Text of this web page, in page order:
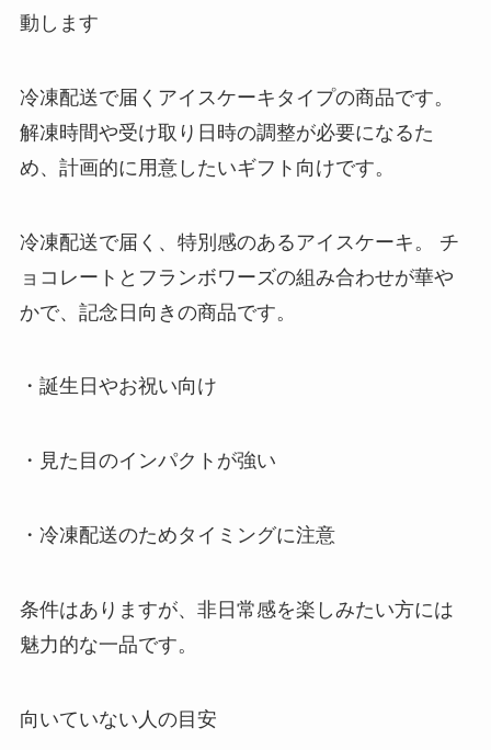
動します
冷凍配送で届くアイスケーキタイプの商品です。
解凍時間や受け取り日時の調整が必要になるた
め、計画的に用意したいギフト向けです。
冷凍配送で届く、特別感のあるアイスケーキ。 チ
ョコレートとフランボワーズの組み合わせが華や
かで、記念日向きの商品です。
・誕生日やお祝い向け
・見た目のインパクトが強い
・冷凍配送のためタイミングに注意
条件はありますが、非日常感を楽しみたい方には
魅力的な一品です。
向いていない人の目安